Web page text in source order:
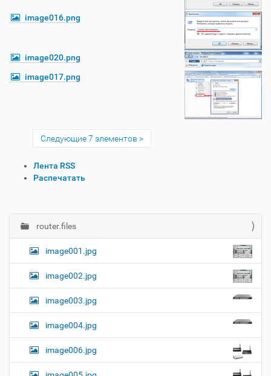
image016.png
image020.png
image017.png
Следующие 7 элементов
и
с
о
Лента RSS
Распечатать
Н
г
и
router.files
image001.jpg
image002.jpg
image003.jpg
image004.jpg
image006.jpg